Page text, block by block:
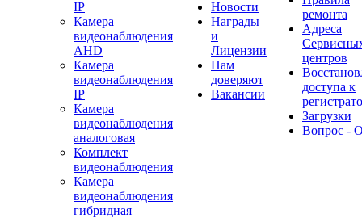
IP
Камера
видеонаблюдения
AHD
Камера
видеонаблюдения
IP
Камера
видеонаблюдения
аналоговая
Комплект
видеонаблюдения
Камера
видеонаблюдения
гибридная
Новости
Награды
и
Лицензии
Нам
доверяют
Вакансии
ремонта
Адреса
центров
доступа к
Загрузки
Вопрос -